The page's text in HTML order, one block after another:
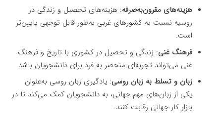
هزینه‌های مقرون‌به‌صرفه: هزینه‌های تحصیل و زندگی در
روسیه نسبت به کشورهای غربی به‌طور قابل توجهی پایین‌تر
است.
فرهنگ غنی: زندگی و تحصیل در کشوری با تاریخ و فرهنگ
غنی می‌تواند تجربه‌ای منحصر به فرد برای دانشجویان باشد.
زبان و تسلط به زبان روسی: یادگیری زبان روسی به‌عنوان
یکی از زبان‌های مهم جهانی، به دانشجویان کمک می‌کند تا در
بازار کار جهانی رقابت کنند.